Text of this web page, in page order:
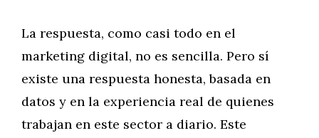
La respuesta, como casi todo en el
marketing digital, no es sencilla. Pero sí
existe una respuesta honesta, basada en
datos y en la experiencia real de quienes
trabajan en este sector a diario. Este